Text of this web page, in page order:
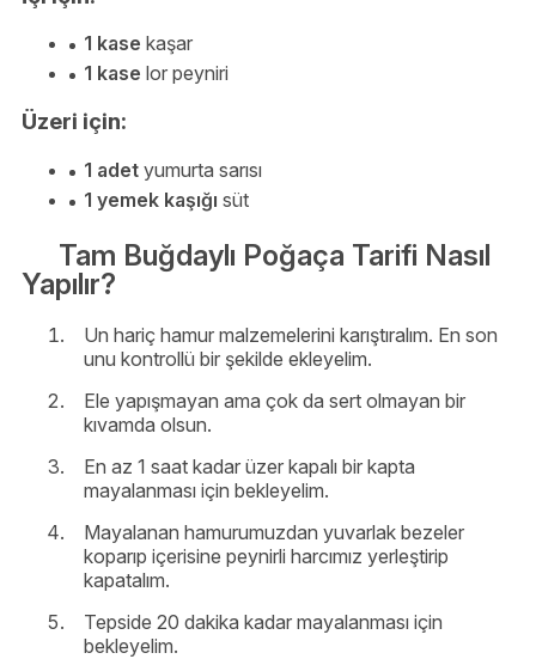
1 kase kaşar
1 kase lor peyniri
Üzeri için:
1 adet yumurta sarısı
1 yemek kaşığı süt
Tam Buğdaylı Poğaça Tarifi Nasıl
Yapılır?
Un hariç hamur malzemelerini karıştıralım. En son
unu kontrollü bir şekilde ekleyelim.
Ele yapışmayan ama çok da sert olmayan bir
kıvamda olsun.
En az 1 saat kadar üzer kapalı bir kapta
mayalanması için bekleyelim.
Mayalanan hamurumuzdan yuvarlak bezeler
koparıp içerisine peynirli harcımız yerleştirip
kapatalım.
Tepside 20 dakika kadar mayalanması için
bekleyelim.